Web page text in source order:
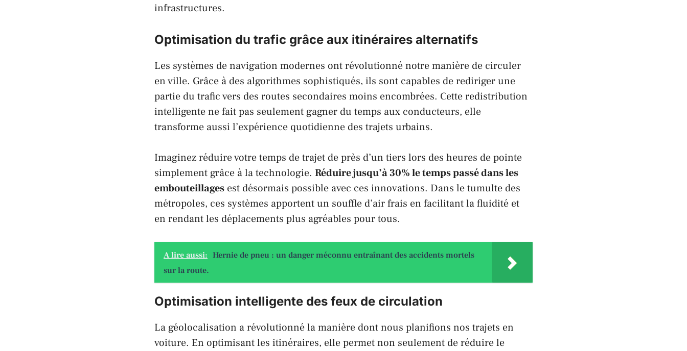
infrastructures.
Optimisation du trafic grâce aux itinéraires alternatifs
Les systèmes de navigation modernes ont révolutionné notre manière de circuler
en ville. Grâce à des algorithmes sophistiqués, ils sont capables de rediriger une
partie du trafic vers des routes secondaires moins encombrées. Cette redistribution
intelligente ne fait pas seulement gagner du temps aux conducteurs, elle
transforme aussi l’expérience quotidienne des trajets urbains.
Imaginez réduire votre temps de trajet de près d’un tiers lors des heures de pointe
simplement grâce à la technologie. Réduire jusqu’à 30% le temps passé dans les
embouteillages est désormais possible avec ces innovations. Dans le tumulte des
métropoles, ces systèmes apportent un souffle d’air frais en facilitant la fluidité et
en rendant les déplacements plus agréables pour tous.
A lire aussi: Hernie de pneu : un danger méconnu entraînant des accidents mortels
sur la route.
Optimisation intelligente des feux de circulation
La géolocalisation a révolutionné la manière dont nous planifions nos trajets en
voiture. En optimisant les itinéraires, elle permet non seulement de réduire le